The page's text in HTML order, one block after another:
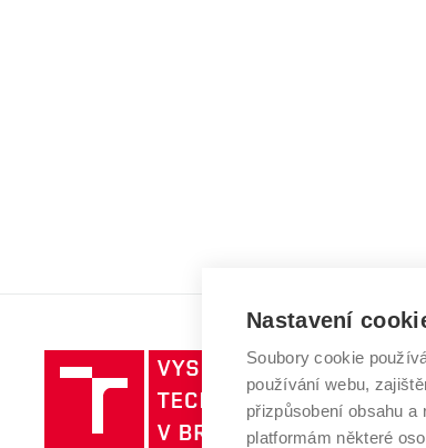
Vysoké
učení
technické
Nastavení
Soubory cookie
používání webu,
přizpůsobení obsahu
platformám některé